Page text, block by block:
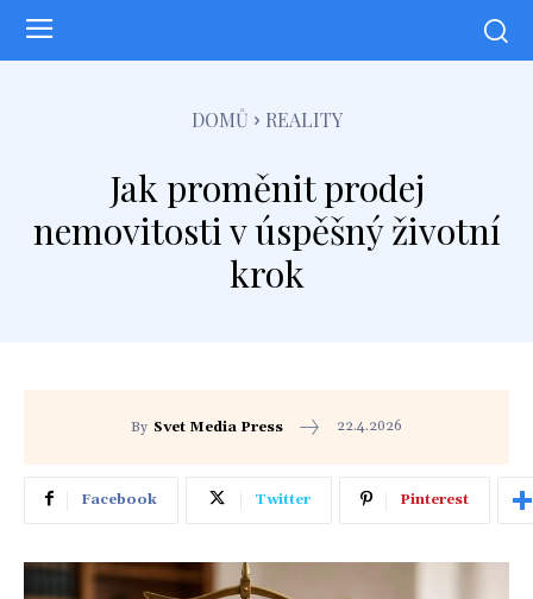
DOMŮ REALITY
Jak proměnit prodej
nemovitosti v úspěšný životní
krok
By Svet Media Press 22.4.2026
Facebook Twitter Pinterest